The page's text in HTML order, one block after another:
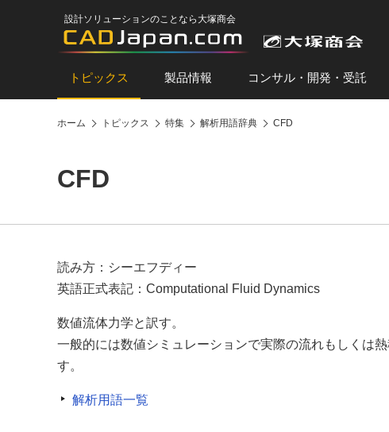
設計ソリューションのことなら大塚商会
トピックス 製品情報 コンサル・開発・受託
ホーム トピックス 特集 解析用語辞典 CFD
CFD
読み方：シーエフディー
英語正式表記：Computational Fluid Dynamics
数値流体力学と訳す。
一般的には数値シミュレーションで実際の流れもしくは
す。
解析用語一覧